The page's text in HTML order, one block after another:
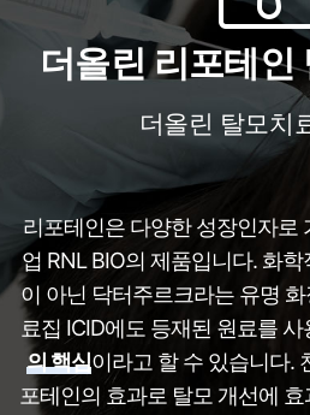
더올린 리포테인
더올린 탈모치
리포테인은 다양한 성장인자로
업 RNL BIO의 제품입니다. 화
이 아닌 닥터주르크라는 유명
료집 ICID에도 등재된 원료를 사
의 핵심이라고 할 수 있습니다.
포테인의 효과로 탈모 개선에